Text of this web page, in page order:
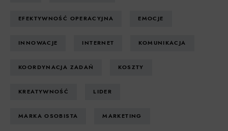
EFEKTYWNOŚĆ OPERACYJNA EMOCJE
INNOWACJE INTERNET KOMUNIKACJA
KOORDYNACJA ZADAŃ KOSZTY
KREATYWNOŚĆ LIDER
MARKA OSOBISTA MARKETING